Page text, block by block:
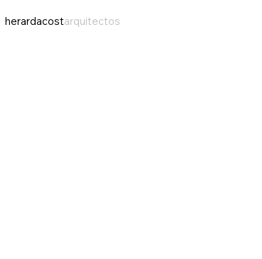
herardacostarquitectos